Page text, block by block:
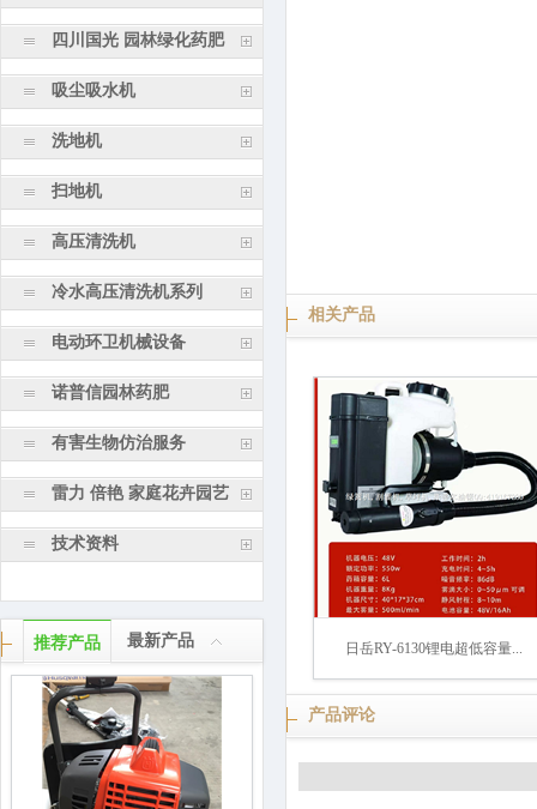
四川国光 园林绿化药肥
吸尘吸水机
洗地机
扫地机
高压清洗机
冷水高压清洗机系列
电动环卫机械设备
诺普信园林药肥
有害生物仿治服务
雷力 倍艳 家庭花卉园艺
技术资料
推荐产品 最新产品
相关产品
日岳RY-6130锂电超低容量...
产品评论